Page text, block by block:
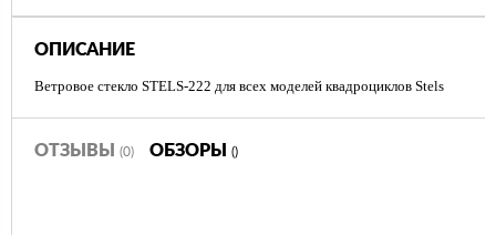
ОПИСАНИЕ
Ветровое стекло STELS-222 для всех моделей квадроциклов Stels
ОТЗЫВЫ (0) ОБЗОРЫ ()